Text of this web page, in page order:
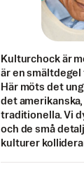
Kulturchock är
är en
Här möts det
det
traditionella. Vi
och de små
kulturer